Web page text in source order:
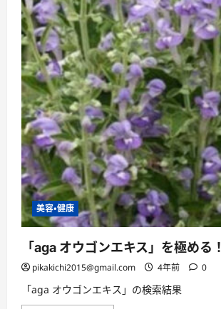
お
得
に
購
入
す
る
方
法
に
つ
い
て
さ
ら
に
読
む
い
こ
と：
い
わ
し
缶
詰
療
法
で
抜
け
る
髪
の
量
が
減
っ
た!?
に
つ
て
さ
ら
読
む
美容・健康
「aga オウゴンエキス」を極める！
pikakichi2015@gmail.com 4年前 0
「aga オウゴンエキス」の検索結果